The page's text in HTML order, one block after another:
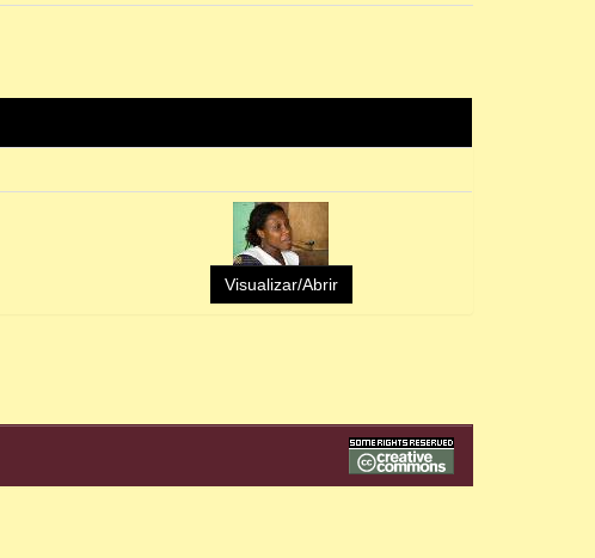
Visualizar/Abrir